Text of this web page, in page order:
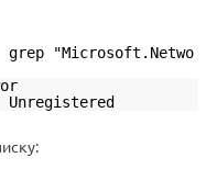
"Microsoft.Netwo